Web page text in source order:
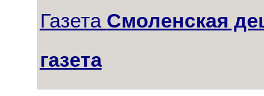
Газета Смоленская
газета